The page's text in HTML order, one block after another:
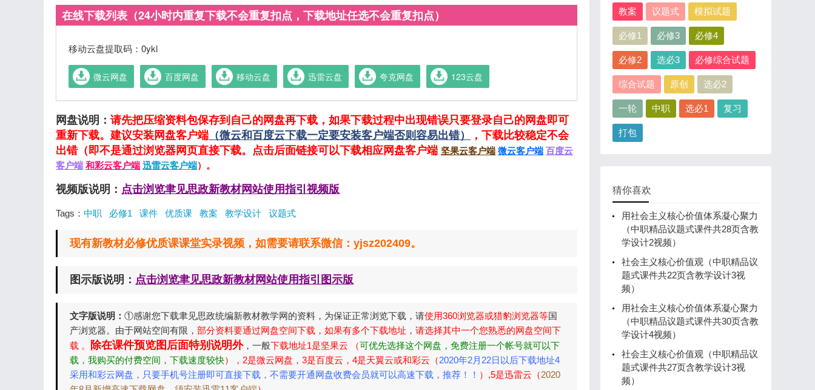
在线下载列表（24小时内重复下载不会重复扣点，下载地址任选不会重复扣点）
移动云盘提取码：0ykl
微云网盘 百度网盘 移动云盘 迅雷云盘 夸克网盘 123云盘
网盘说明： 请先把压缩资料包保存到自己的网盘再下载，如果下载过程中出现错误只要登录自己的网盘即可
重新下载。建议安装网盘客户端 （微云和百度云下载一定要安装客户端否则容易出错）
，下载比较稳定不会
出错（即不是通过浏览器网页直接下载。点击后面链接可以下载相应网盘客户端 坚果云客户端 微云客户端 百度云
客户端 和彩云客户端 迅雷云客户端）。
视频版说明： 点击浏览聿见思政新教材网站使用指引视频版
Tags： 中职 必修1 课件 优质课 教案 教学设计 议题式
现有新教材必修优质课课堂实录视频，如需要请联系微信：yjsz202409。
图示版说明： 点击浏览聿见思政新教材网站使用指引图示版
文字版说明： ①感谢您下载聿见思政统编新教材教学网的资料，为保证正常浏览下载，请使用360浏览器或猎豹浏览器等国
产浏览器。由于网站空间有限， 部分资料要通过网盘空间下载，如果有多个下载地址，请选择其中一个您熟悉的网盘空间下
载 。
除在课件预览图后面特别说明外，一般下载地址1是坚果云 （可优先选择这个网盘，免费注册一个帐号就可以下
载，我购买的付费空间，下载速度较快），2是微云网盘，3是百度云，4是天翼云或和彩云（2020年2月22日以后下载地址4
采用和彩云网盘，只要手机号注册即可直接下载，不需要开通网盘收费会员就可以高速下载，推荐！！ ）,5是迅雷云（2020
教案 议题式 模拟试题
必修1 必修3 必修4
必修2 选必3 必修综合试题
综合试题 原创 选必2
一轮 中职 选必1 复习
打包
猜你喜欢
用社会主义核心价值体系凝心聚力
（中职精品议题式课件共28页含教
学设计2视频）
社会主义核心价值观（中职精品议
题式课件共22页含教学设计3视
频）
用社会主义核心价值体系凝心聚力
（中职精品议题式课件共30页含教
学设计4视频）
社会主义核心价值观（中职精品议
题式课件共27页含教学设计3视
频）